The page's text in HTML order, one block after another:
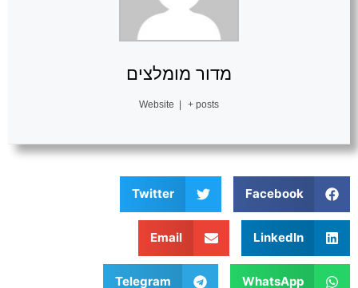
מדור מומלצים
Website + posts
Facebook
Twitter
LinkedIn
Email
WhatsApp
Telegram